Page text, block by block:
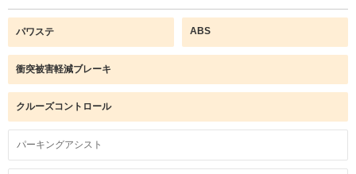
パワステ ABS
衝突被害軽減ブレーキ
クルーズコントロール
パーキングアシスト